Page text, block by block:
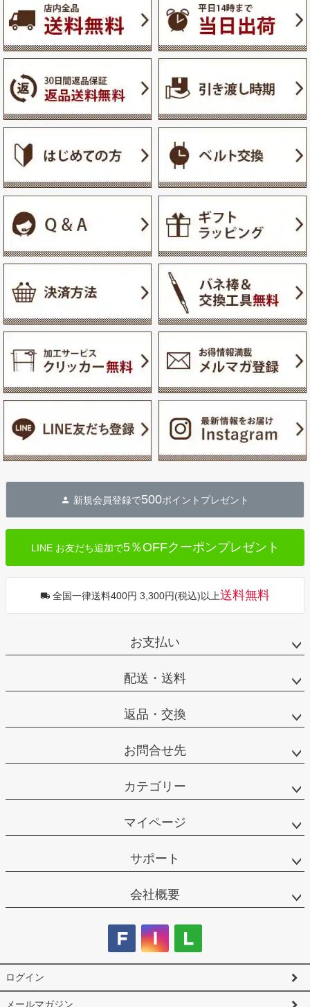
ップ
新規会員登録で500ポイントプレゼント
LINE お友だち追加で5％OFFクーポンプレゼント
全国一律送料400円 3,300円(税込)以上送料無料
お支払い
配送・送料
返品・交換
お問合せ先
カテゴリー
マイページ
サポート
会社概要
ログイン
メールマガジン